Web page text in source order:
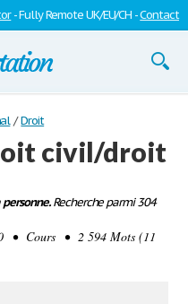
- Fully Remote UK/EU/CH -Contact
/ Droit
civil/droit
Recherche parmi 304
• Cours • 2 594 Mots (11